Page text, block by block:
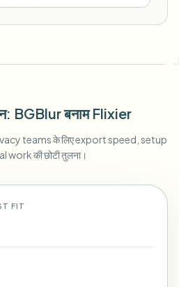
: BGBlurबनाम Flixier
teams के लिए export speed, setup
work की छोटी तुलना।
FIT